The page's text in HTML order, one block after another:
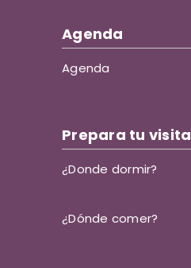
Agenda
Agenda
Prepara tu visita
¿Donde dormir?
¿Dónde comer?